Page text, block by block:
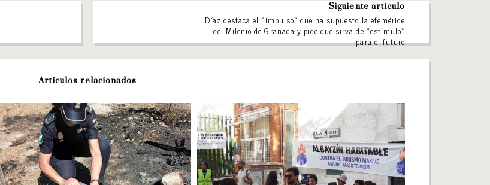
Siguiente artículo
Díaz destaca el «impulso» que ha supuesto la efeméride
del Milenio de Granada y pide que sirva de «estímulo»
para el futuro
Artículos relacionados